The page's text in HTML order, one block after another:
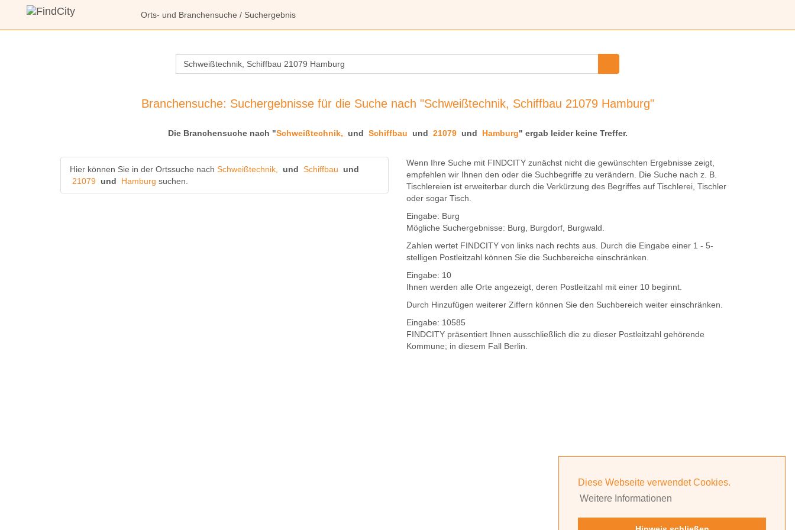
Diese Webseite verwendet Cookies.
Weitere Informationen
Orts- und Branchensuche / Suchergebnis
Branchensuche: Suchergebnisse für die Suche nach "Schweißtechnik, Schiffbau 21079 Hamburg"
Die Branchensuche nach "Schweißtechnik, und Schiffbau und 21079 und Hamburg" ergab leider keine Treffer.
Hier können Sie in der Ortssuche nach Schweißtechnik, und Schiffbau
und
21079
und Hamburg suchen.
Wenn Ihre Suche mit FINDCITY zunächst nicht die gewünschten Ergebnisse zeigt,
empfehlen wir Ihnen den oder die Suchbegriffe zu verändern. Die Suche nach z. B.
Tischlereien ist erweiterbar durch die Verkürzung des Begriffes auf Tischlerei Tischler
oder sogar Tisch
Eingabe: Burg
Mögliche Suchergebnisse: Burg Burgdorf, Burgwald.
Zahlen wertet FINDCITY von links nach rechts aus. Durch die Eingabe einer 1 - 5-
stelligen Postleitzahl können Sie die Suchbereiche einschränken.
Eingabe: 10
Ihnen werden alle Orte angezeigt, deren Postleitzahl mit einer 10 beginnt.
Durch Hinzufügen weiterer Ziffern können Sie den Suchbereich weiter einschränken.
Eingabe: 10585
FINDCITY präsentiert Ihnen ausschließlich die zu dieser Postleitzahl gehörende
Kommune; in diesem Fall Berlin.